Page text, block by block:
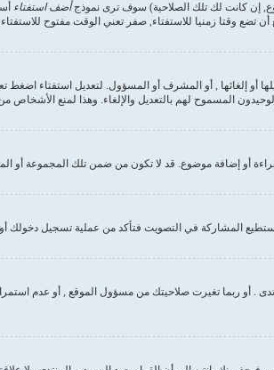
إن كانت لك تلك الصلاحية) سوف ترى نموذجأضف استفتاء
تضع وقتا زمنيا للاستفتاء, صفر تعني الوقت مفتوح
أو إلغائها , أو المشرف أو المسؤول. لتعديل استفتاء
المسموح لهم بالتعديل والإلغاء. وهذا لمنع الأشخاص من
أو إضافة موضوع. قد لا تكون من ضمن تلك المجموعة أو
المشاركة في التصويت فتأكد من عملية تسجيل دخولك أو
. أو ربما تغيرت صلاحيتك من مسؤول الموقع , أو عدم